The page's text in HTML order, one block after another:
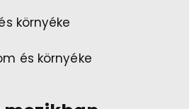
környéke
és környéke